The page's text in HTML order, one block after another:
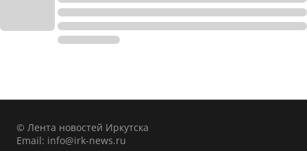
© Лента новостей Иркутска
Email: info@irk-news.ru